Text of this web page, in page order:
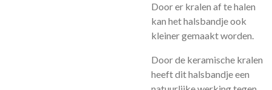
Door er kralen af te halen
kan het halsbandje ook
kleiner gemaakt worden.
Door de keramische kralen
heeft dit halsbandje een